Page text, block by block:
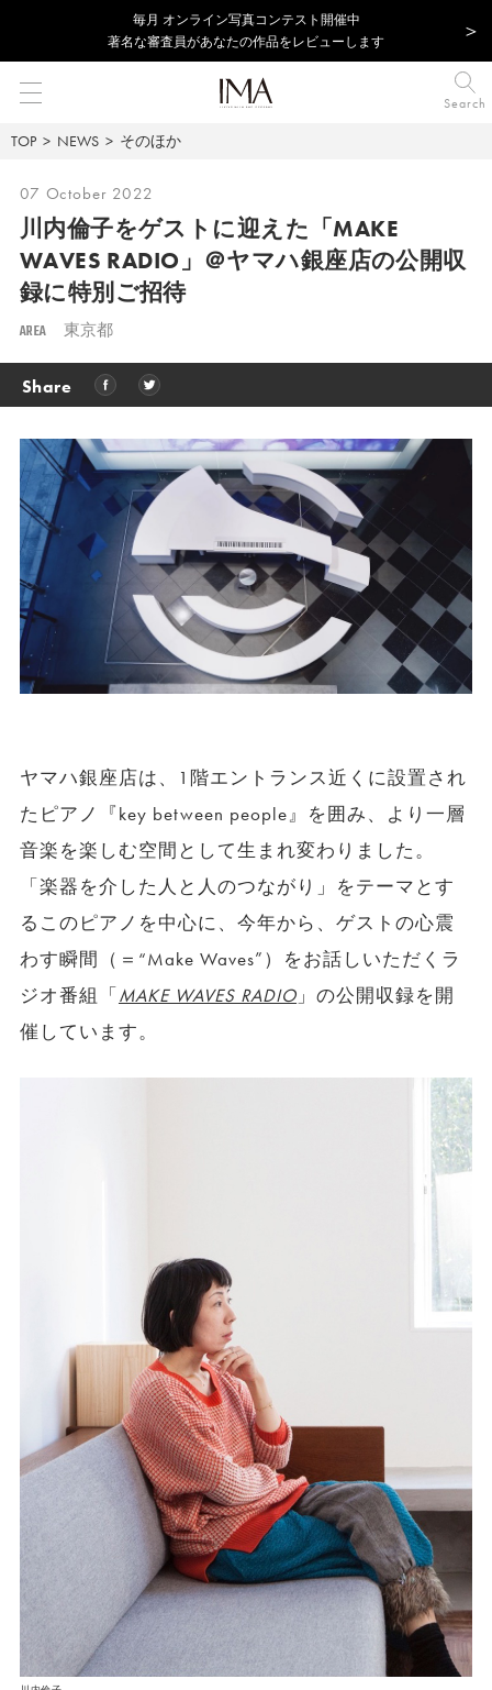
毎⽉ オンライン写真コンテスト開催中
著名な審査員があなたの作品をレビューします
Search
TOP NEWS そのほか
07 October 2022
川内倫子をゲストに迎えた「MAKE
WAVES RADIO」 ＠ヤマハ銀座店の公開収
録に特別ご招待
AREA 東京都
Share
ヤマハ銀座店は、1階エントランス近くに設置され
たピアノ『key between people』を囲み、より一層
音楽を楽しむ空間として生まれ変わりました。
「楽器を介した人と人のつながり」をテーマとす
るこのピアノを中心に、今年から、ゲストの心震
わす瞬間（＝“Make Waves”）をお話しいただくラ
ジオ番組「MAKE WAVES RADIO 」の公開収録を開
催しています。